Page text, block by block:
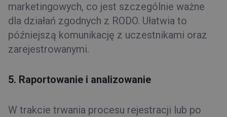
marketingowych, co jest szczególnie ważne
dla działań zgodnych z RODO. Ułatwia to
późniejszą komunikację z uczestnikami oraz
zarejestrowanymi.
5. Raportowanie i analizowanie
W trakcie trwania procesu rejestracji lub po